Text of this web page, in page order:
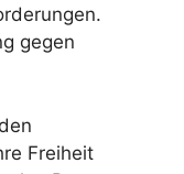
gegen
Freiheit